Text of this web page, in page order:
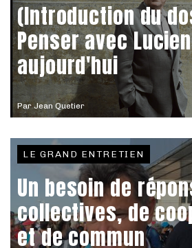
ParJean Quetier
(Introduction du
Penser avec
aujourd'hui
LE GRAND ENTRETIEN
Un besoin de
collectives, de
et de commun